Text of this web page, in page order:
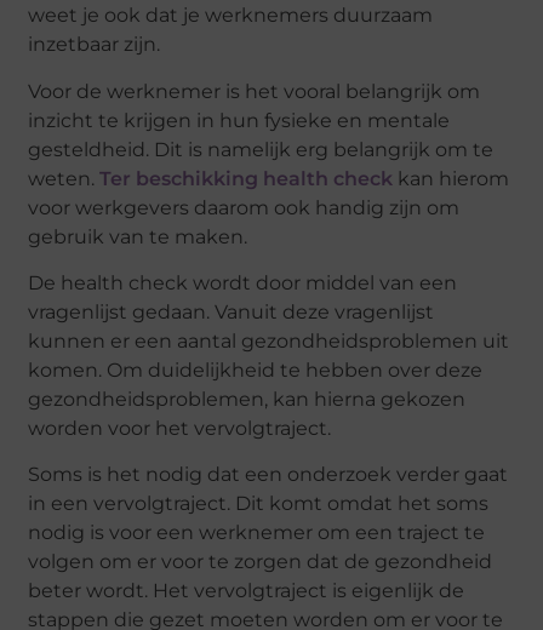
weet je ook dat je werknemers duurzaam
inzetbaar zijn.
Voor de werknemer is het vooral belangrijk om
inzicht te krijgen in hun fysieke en mentale
gesteldheid. Dit is namelijk erg belangrijk om te
weten. Ter beschikking health check kan hierom
voor werkgevers daarom ook handig zijn om
gebruik van te maken.
De health check wordt door middel van een
vragenlijst gedaan. Vanuit deze vragenlijst
kunnen er een aantal gezondheidsproblemen uit
komen. Om duidelijkheid te hebben over deze
gezondheidsproblemen, kan hierna gekozen
worden voor het vervolgtraject.
Soms is het nodig dat een onderzoek verder gaat
in een vervolgtraject. Dit komt omdat het soms
nodig is voor een werknemer om een traject te
volgen om er voor te zorgen dat de gezondheid
beter wordt. Het vervolgtraject is eigenlijk de
stappen die gezet moeten worden om er voor te